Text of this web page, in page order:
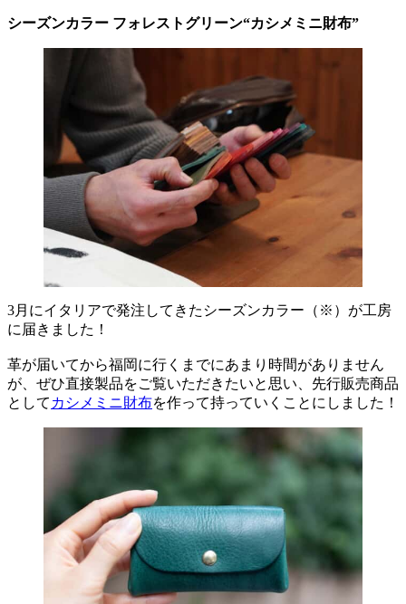
シーズンカラー フォレストグリーン“カシメミニ財布”
3月にイタリアで発注してきたシーズンカラー（※）が工房
に届きました！
革が届いてから福岡に行くまでにあまり時間がありません
が、ぜひ直接製品をご覧いただきたいと思い、先行販売商品
として カシメミニ財布を作って持っていくことにしました！